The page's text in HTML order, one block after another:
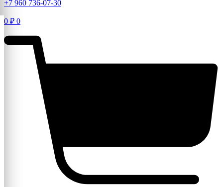
+7 960 736-07-30
0 ₽ 0